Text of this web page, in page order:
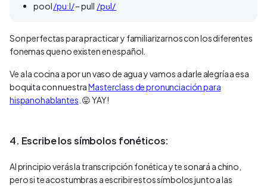
pool/puːl/– pull /pʊl/
Son perfectas para practicar y familiarizarnos con los diferentes
fonemas que no existen en español.
Ve a la cocina a por un vaso de agua y vamos a darle alegría a esa
boquita con nuestraMasterclass de pronunciación para
hispanohablantes . 😛 YAY!
4. Escribe los símbolos fonéticos:
Al principio verás la transcripción fonética y te sonará a chino,
pero si te acostumbras a escribir estos símbolos junto a las